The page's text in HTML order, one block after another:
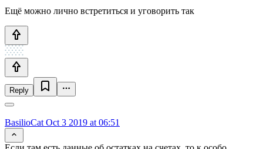
Ещё можно лично встретиться и уговорить так
Reply
BasilioCat Oct 3 2019 at 06:51